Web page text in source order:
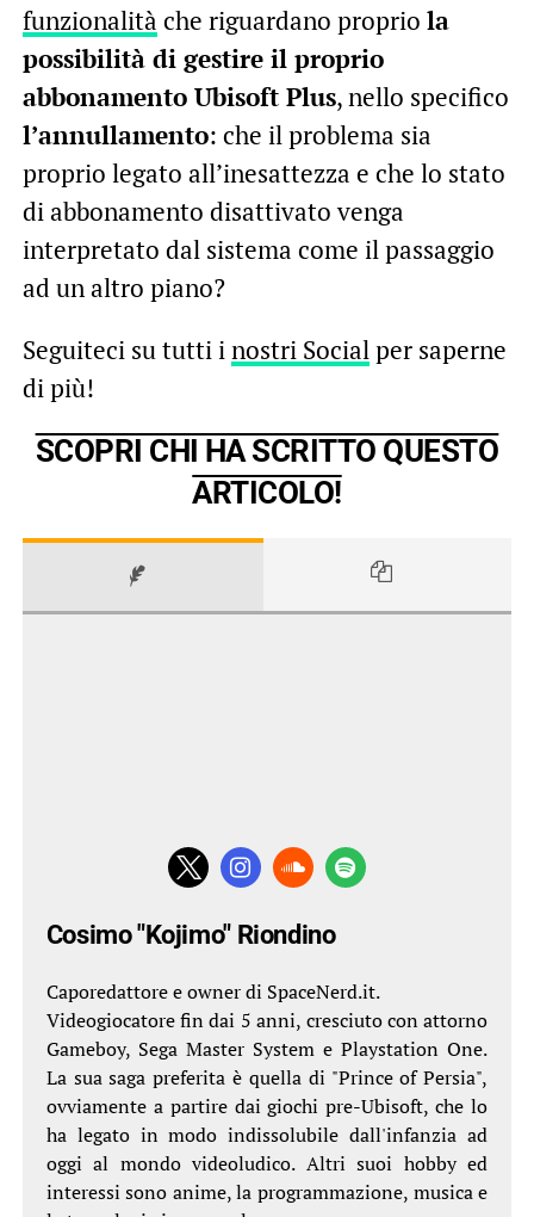
funzionalità che riguardano proprio la
possibilità di gestire il proprio
abbonamento Ubisoft Plus, nello specifico
l’annullamento: che il problema sia
proprio legato all’inesattezza e che lo stato
di abbonamento disattivato venga
interpretato dal sistema come il passaggio
ad un altro piano?
Seguiteci su tutti inostri Socialper saperne
di più!
SCOPRI CHI HA SCRITTO QUESTO
ARTICOLO!
Cosimo "Kojimo" Riondino
Caporedattore e owner di SpaceNerd.it.
Videogiocatore fin dai 5 anni, cresciuto con attorno
Gameboy, Sega Master System e Playstation One.
La sua saga preferita è quella di "Prince of Persia",
ovviamente a partire dai giochi pre-Ubisoft, che lo
ha legato in modo indissolubile dall'infanzia ad
oggi al mondo videoludico. Altri suoi hobby ed
interessi sono anime, la programmazione, musica e